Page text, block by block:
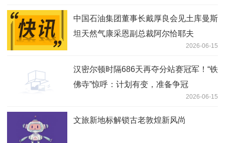
中国石油集团董事长戴厚良会见土库曼斯
坦天然气康采恩副总裁阿尔恰耶夫
2026-06-15
汉密尔顿时隔686天再夺分站赛冠军！“铁
佛寺”惊呼：计划有变，准备争冠
2026-06-15
文旅新地标解锁古老敦煌新风尚